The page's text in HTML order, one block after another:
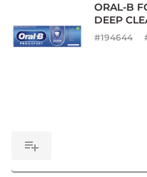
ORAL-B
DEEP
#194644